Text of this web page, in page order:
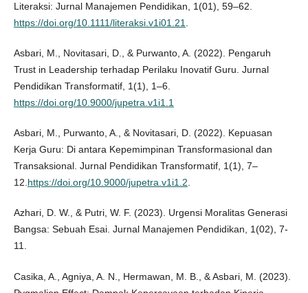
Literaksi: Jurnal Manajemen Pendidikan, 1(01), 59–62.
https://doi.org/10.1111/literaksi.v1i01.21.
Asbari, M., Novitasari, D., & Purwanto, A. (2022). Pengaruh
Trust in Leadership terhadap Perilaku Inovatif Guru. Jurnal
Pendidikan Transformatif, 1(1), 1–6.
https://doi.org/10.9000/jupetra.v1i1.1
Asbari, M., Purwanto, A., & Novitasari, D. (2022). Kepuasan
Kerja Guru: Di antara Kepemimpinan Transformasional dan
Transaksional. Jurnal Pendidikan Transformatif, 1(1), 7–
12.https://doi.org/10.9000/jupetra.v1i1.2.
Azhari, D. W., & Putri, W. F. (2023). Urgensi Moralitas Generasi
Bangsa: Sebuah Esai. Jurnal Manajemen Pendidikan, 1(02), 7-
11.
Casika, A., Agniya, A. N., Hermawan, M. B., & Asbari, M. (2023).